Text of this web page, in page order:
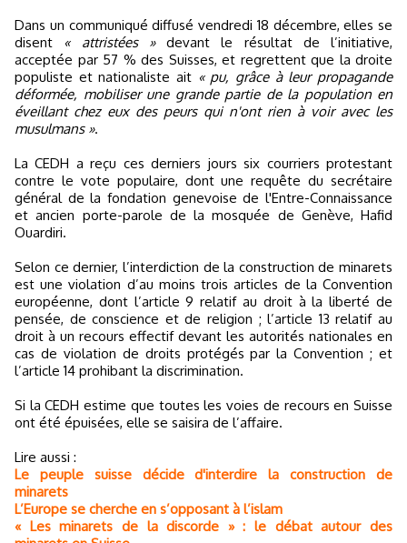
Dans un communiqué diffusé vendredi 18 décembre, elles se
disent « attristées »devant le résultat de l’initiative,
acceptée par 57 % des Suisses, et regrettent que la droite
populiste et nationaliste ait « pu, grâce à leur propagande
déformée, mobiliser une grande partie de la population en
éveillant chez eux des peurs qui n'ont rien à voir avec les
musulmans ».
La CEDH a reçu ces derniers jours six courriers protestant
contre le vote populaire, dont une requête du secrétaire
général de la fondation genevoise de l'Entre-Connaissance
et ancien porte-parole de la mosquée de Genève, Hafid
Ouardiri.
Selon ce dernier, l’interdiction de la construction de minarets
est une violation d’au moins trois articles de la Convention
européenne, dont l’article 9 relatif au droit à la liberté de
pensée, de conscience et de religion ; l’article 13 relatif au
droit à un recours effectif devant les autorités nationales en
cas de violation de droits protégés par la Convention ; et
l’article 14 prohibant la discrimination.
Si la CEDH estime que toutes les voies de recours en Suisse
ont été épuisées, elle se saisira de l’affaire.
Lire aussi :
Le peuple suisse décide d'interdire la construction de
minarets
L’Europe se cherche en s’opposant à l’islam
« Les minarets de la discorde » : le débat autour des